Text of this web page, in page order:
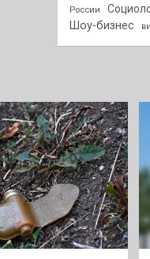
России
Шоу-бизнес